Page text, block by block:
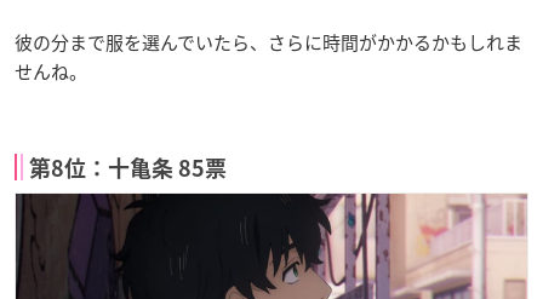
彼の分まで服を選んでいたら、さらに時間がかかるかもしれま
せんね。
第8位：十亀条 85票